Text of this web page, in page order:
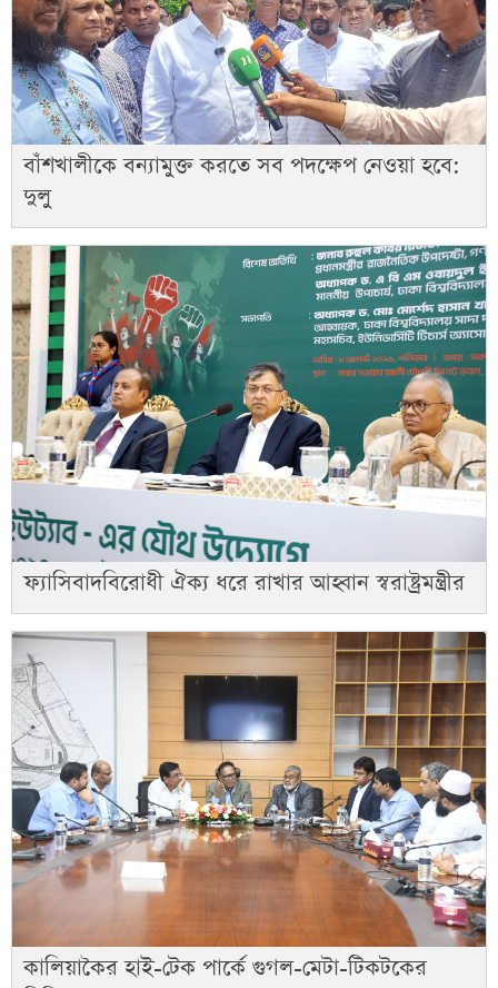
বাঁশখালীকে বন্যামুক্ত করতে সব পদক্ষেপ নেওয়া হবে:
দুলু
ফ্যাসিবাদবিরোধী ঐক্য ধরে রাখার আহ্বান স্বরাষ্ট্রমন্ত্রীর
কালিয়াকৈর হাই-টেক পার্কে গুগল-মেটা-টিকটকের